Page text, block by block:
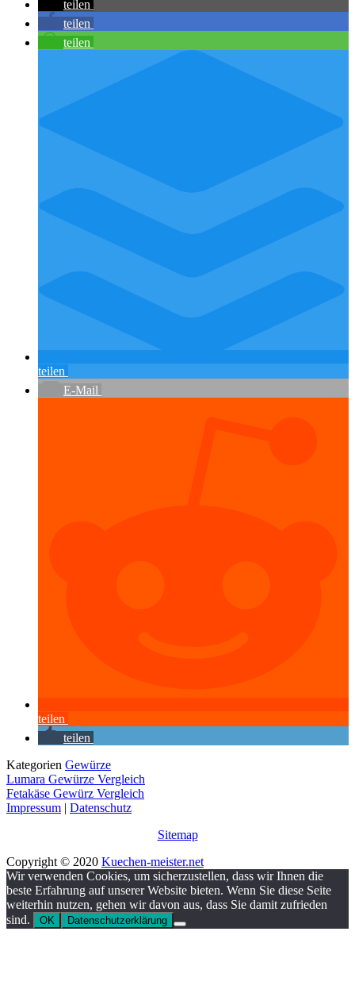
teilen
teilen
teilen
teilen
E-Mail
teilen
teilen
Kategorien Gewürze
Lumara Gewürze Vergleich
Fetakäse Gewürz Vergleich
Impressum | Datenschutz
Sitemap
Copyright © 2020 Kuechen-meister.net
Wir verwenden Cookies, um sicherzustellen, dass wir Ihnen die
beste Erfahrung auf unserer Website bieten. Wenn Sie diese Seite
weiterhin nutzen, gehen wir davon aus, dass Sie damit zufrieden
sind.
OK Datenschutzerklärung